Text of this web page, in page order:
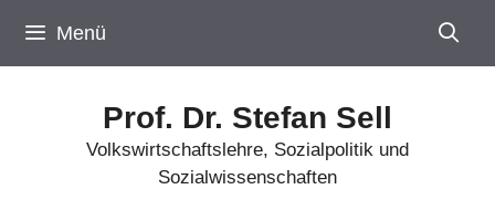
Inhalt
springen
Menü
Prof. Dr. Stefan Sell
Volkswirtschaftslehre, Sozialpolitik und
Sozialwissenschaften